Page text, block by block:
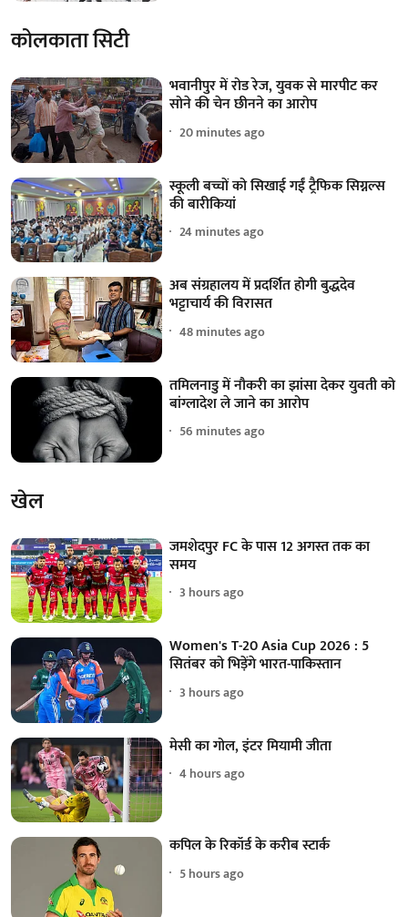
कोलकाता सिटी
भवानीपुर में रोड रेज, युवक से मारपीट कर
सोने की चेन छीनने का आरोप
20 minutes ago
स्कूली बच्चों को सिखाई गईं ट्रैफिक सिग्नल्स
की बारीकियां
24 minutes ago
अब संग्रहालय में प्रदर्शित होगी बुद्धदेव
भट्टाचार्य की विरासत
48 minutes ago
तमिलनाडु में नौकरी का झांसा देकर युवती को
बांग्लादेश ले जाने का आरोप
56 minutes ago
खेल
जमशेदपुर FC के पास 12 अगस्त तक का
समय
3 hours ago
Women's T-20 Asia Cup 2026 : 5
सितंबर को भिड़ेंगे भारत-पाकिस्तान
3 hours ago
मेसी का गोल, इंटर मियामी जीता
4 hours ago
कपिल के रिकॉर्ड के करीब स्टार्क
5 hours ago